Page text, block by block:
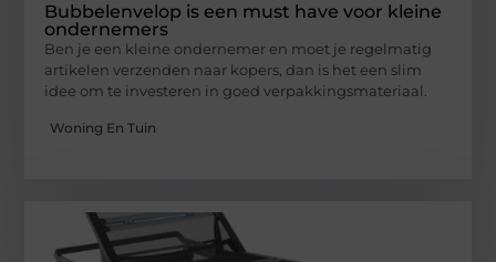
Bubbelenvelop is een must have voor kleine
ondernemers
Ben je een kleine ondernemer en moet je regelmatig
artikelen verzenden naar kopers, dan is het een slim
idee om te investeren in goed verpakkingsmateriaal.
Woning En Tuin